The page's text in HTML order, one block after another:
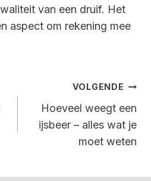
van een druif. Het
aspect om rekening mee
VOLGENDE
Hoeveel weegt een
ijsbeer – alles wat je
moet weten